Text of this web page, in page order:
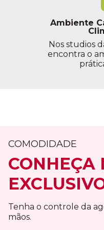
Ambiente
Nos studios
encontra o
COMODIDADE
CONHEÇA
Tenha o controle da
mãos.